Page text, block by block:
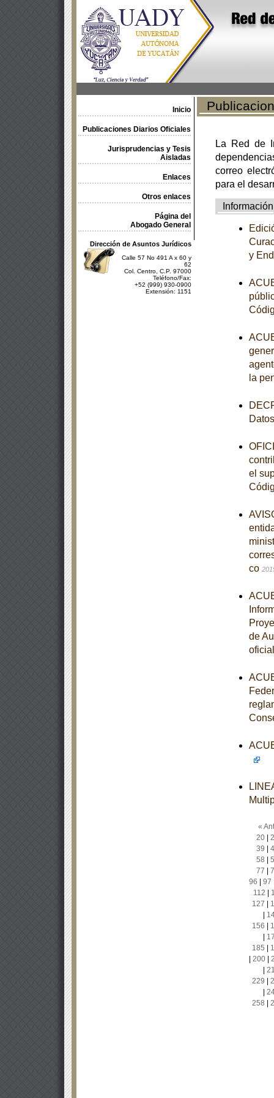
Inicio
Publicaciones Diarios Oficiales
Jurisprudencias y Tesis
Aisladas
Enlaces
Otros enlaces
Página del
Abogado General
Dirección de Asuntos Jurídicos
Calle 57 No 491 A x 60 y
62
Col. Centro, C.P. 97000
Teléfono/Fax:
+52 (999) 930-0900
Extensión: 1151
La Red de
correo
para el
Información
y
la
el
co
de
«
20|
39
58
77
96
97
112
127
156
185
200|
229
258